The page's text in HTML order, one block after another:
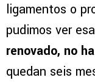
ligamentos o
pudimos ver
renovado, no
quedan seis